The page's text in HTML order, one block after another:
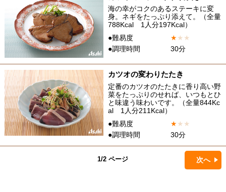
海の幸がコクのあるステーキに変
身。ネギをたっぷり添えて。（全量
788Kcal 1人分197Kcal）
●難易度
★★ ★
●調理時間
30分
カツオの変わりたたき
定番のカツオのたたきに香り高い野
菜をたっぷりのせれば、いつもとひ
と味違う味わいです。（全量844Kc
al 1人分211Kcal）
●難易度
★★ ★
●調理時間
30分
1/2 ページ 次へ